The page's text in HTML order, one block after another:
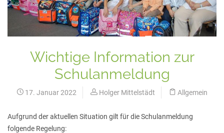
Wichtige Information zur
Schulanmeldung
17. Januar 2022 Holger Mittelstädt Allgemein
Aufgrund der aktuellen Situation gilt für die Schulanmeldung
folgende Regelung: